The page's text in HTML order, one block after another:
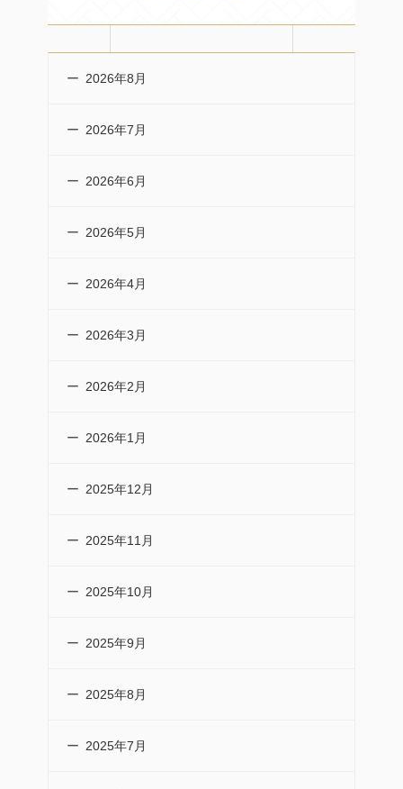
2026年8月
2026年7月
2026年6月
2026年5月
2026年4月
2026年3月
2026年2月
2026年1月
2025年12月
2025年11月
2025年10月
2025年9月
2025年8月
2025年7月